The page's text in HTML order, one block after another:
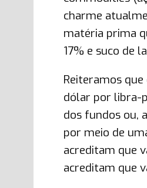
charme
matéria prima
17% e suco de
Reiteramos
dólar por libra-
dos fundos ou,
por meio de
acreditam que
acreditam que